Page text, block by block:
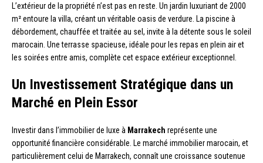
L’extérieur de la propriété n’est pas en reste. Un jardin luxuriant de 2000
m² entoure la villa, créant un véritable oasis de verdure. La piscine à
débordement, chauffée et traitée au sel, invite à la détente sous le soleil
marocain. Une terrasse spacieuse, idéale pour les repas en plein air et
les soirées entre amis, complète cet espace extérieur exceptionnel.
Un Investissement Stratégique dans un
Marché en Plein Essor
Investir dans l’immobilier de luxe à Marrakech représente une
opportunité financière considérable. Le marché immobilier marocain, et
particulièrement celui de Marrakech, connaît une croissance soutenue